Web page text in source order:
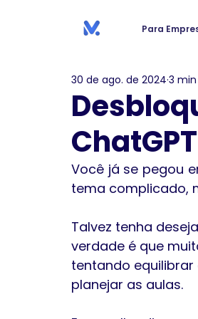
Para
30 de ago. de 2024 3
Você já se pegou
tema complicado,
Talvez tenha
verdade é que
tentando
planejar as aulas.